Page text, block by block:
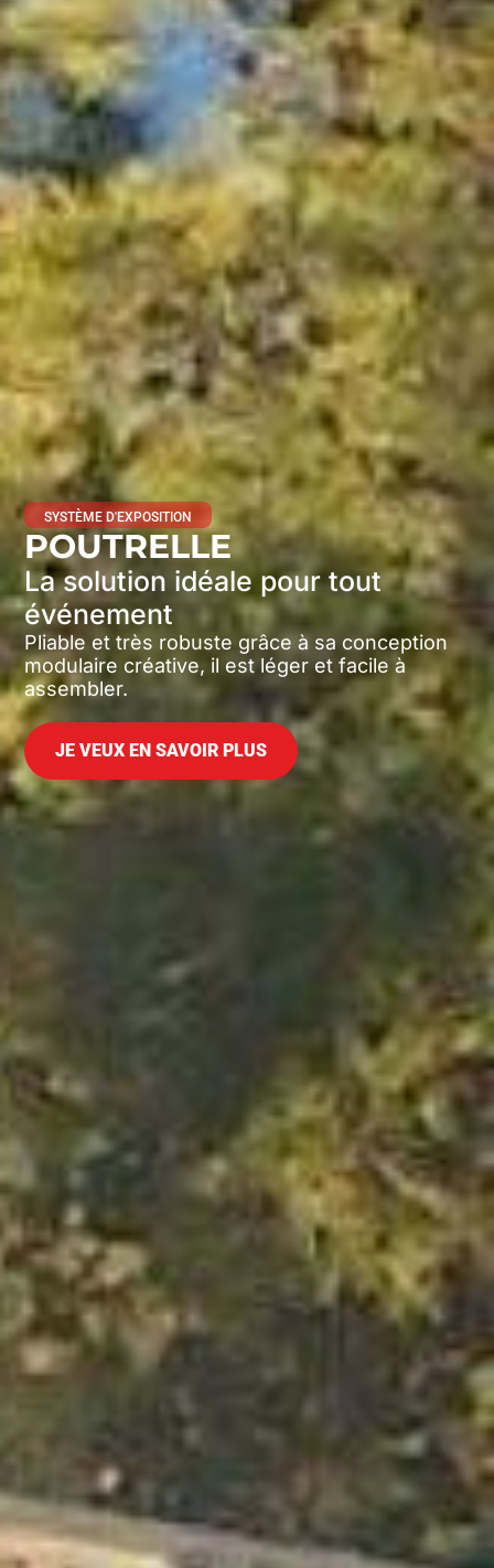
SYSTÈME D'EXPOSITION
POUTRELLE
La solution idéale pour tout
événement
Pliable et très robuste grâce à sa conception
modulaire créative, il est léger et facile à
assembler.
JE VEUX EN SAVOIR PLUS